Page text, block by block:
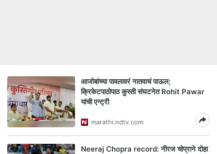
आजोबांच्या पावलावरं नातवाचं पाऊल;
क्रिकेटपाठोपाठ कुस्ती संघटनेत Rohit Pawar
यांची एन्ट्री
marathi.ndtv.com
Neeraj Chopra record: नीरज चोप्राने दोहा